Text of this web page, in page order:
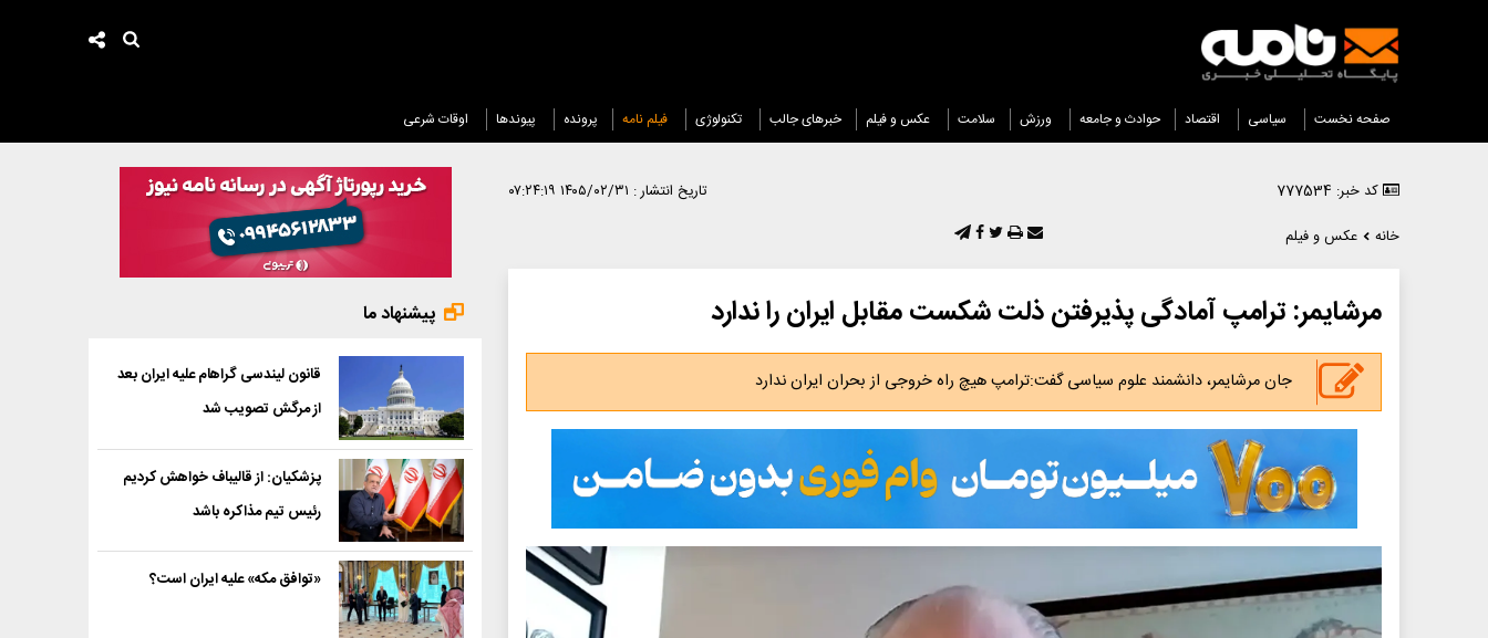
صفحه نخست سیاسی اقتصاد حوادث و جامعه ورزش سلامت عکس و فیلم خبرهای جالب تکنولوژی فیلم نامه پرونده پیوندها اوقات شرعی
کد خبر: 777534 تاریخ انتشار : ۱۴۰۵/۰۲/۳۱ ۰۷:۲۴:۱۹
خانه
عکس و فیلم
مرشایمر: ترامپ آمادگی پذیرفتن ذلت شکست مقابل ایران را ندارد
جان مرشایمر، دانشمند علوم سیاسی گفت:ترامپ هیچ راه خروجی از بحران ایران ندارد
پیشنهاد ما
قانون لیندسی گراهام علیه ایران بعد
از مرگش تصویب شد
پزشکیان: از قالیباف خواهش کردیم
رئیس تیم مذاکره باشد
«توافق مکه» علیه ایران است؟